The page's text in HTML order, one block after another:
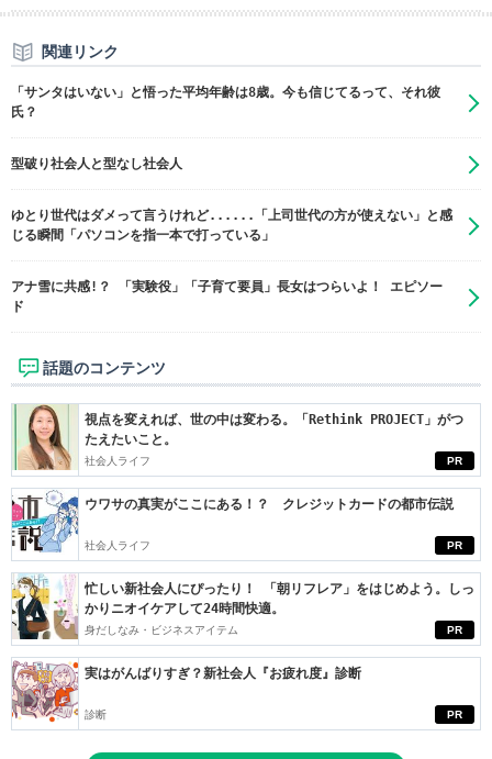
関連リンク
「サンタはいない」と悟った平均年齢は8歳。今も信じてるって、それ彼
氏？
型破り社会人と型なし社会人
ゆとり世代はダメって言うけれど......「上司世代の方が使えない」と感
じる瞬間「パソコンを指一本で打っている」
アナ雪に共感!？ 「実験役」「子育て要員」長女はつらいよ！ エピソー
ド
話題のコンテンツ
PR
視点を変えれば、世の中は変わる。「Rethink PROJECT」がつ
たえたいこと。
社会人ライフ
PR
ウワサの真実がここにある！？ クレジットカードの都市伝説
社会人ライフ
PR
忙しい新社会人にぴったり！ 「朝リフレア」をはじめよう。しっ
かりニオイケアして24時間快適。
身だしなみ・ビジネスアイテム
PR
実はがんばりすぎ？新社会人『お疲れ度』診断
診断